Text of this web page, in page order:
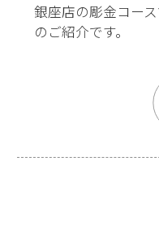
銀座店の彫金コー
のご紹介です。